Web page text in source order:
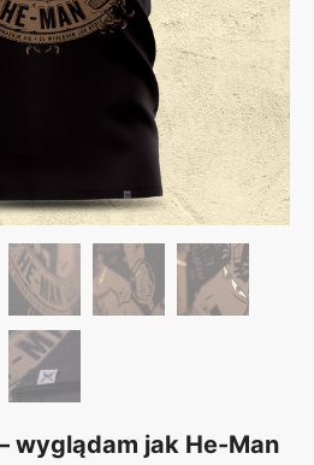
wyglądam jak He-Man